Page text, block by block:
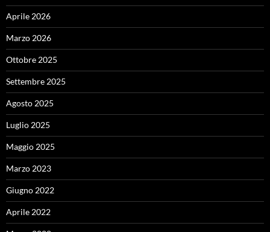
Aprile 2026
Marzo 2026
Ottobre 2025
Settembre 2025
Agosto 2025
Luglio 2025
Maggio 2025
Marzo 2023
Giugno 2022
Aprile 2022